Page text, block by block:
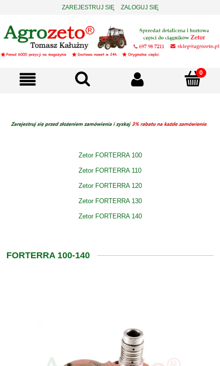
ZAREJESTRUJ SIĘ ZALOGUJ SIĘ
Zetor FORTERRA 100
Zetor FORTERRA 110
Zetor FORTERRA 120
Zetor FORTERRA 130
Zetor FORTERRA 140
FORTERRA 100-140